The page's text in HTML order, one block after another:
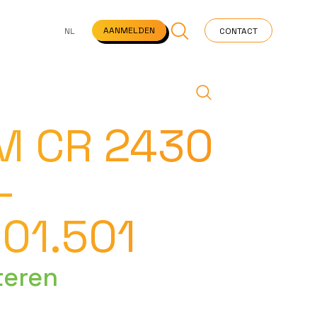
VEELGESTELDE VRAGEN STARTPAGINA NEWS
NL AANMELDEN CONTACT
CR 2430